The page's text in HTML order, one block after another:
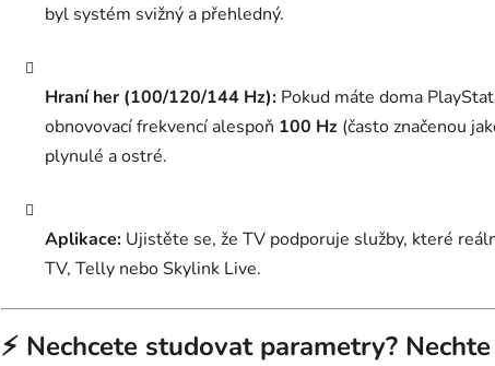
byl systém svižný a přehledný.
Hraní her (100/120/144 Hz): Pokud máte doma
obnovovací frekvencí alespoň 100 Hz (často značenou
plynulé a ostré.
Aplikace: Ujistěte se, že TV podporuje služby, které
TV, Telly nebo Skylink Live.
⚡ Nechcete studovat parametry?